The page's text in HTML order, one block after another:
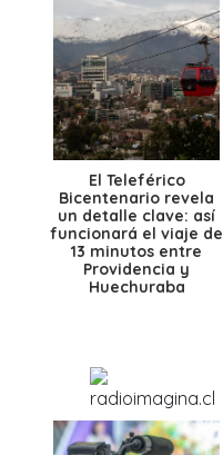
El Teleférico
Bicentenario revela
un detalle clave: así
funcionará el viaje de
13 minutos entre
Providencia y
Huechuraba